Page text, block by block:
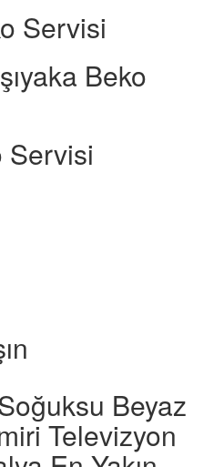
Servisi
Beko
Servisi
Beyaz
Televizyon